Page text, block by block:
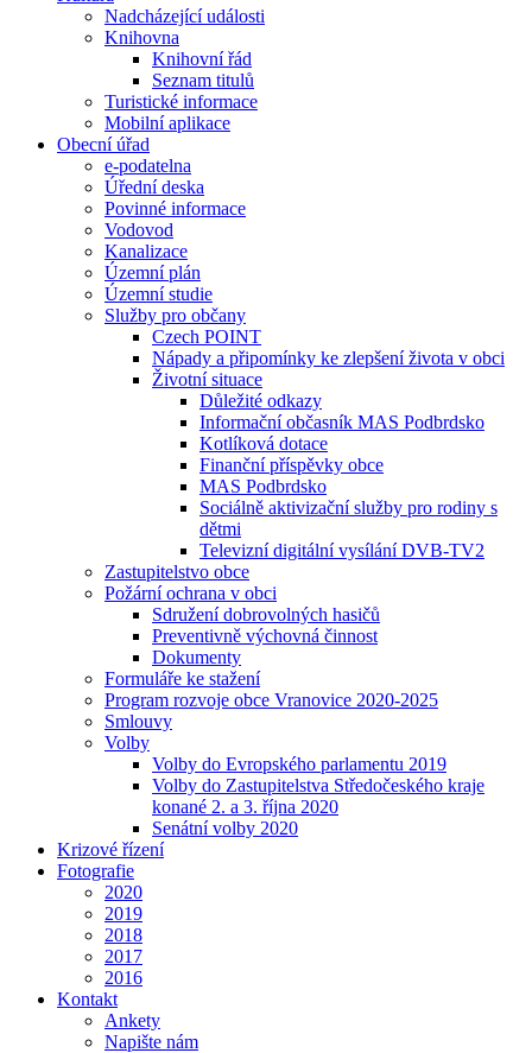
Nadcházející události
Knihovna
Knihovní řád
Seznam titulů
Turistické informace
Mobilní aplikace
Obecní úřad
e-podatelna
Úřední deska
Povinné informace
Vodovod
Kanalizace
Územní plán
Územní studie
Služby pro občany
Czech POINT
Nápady a připomínky ke zlepšení života v obci
Životní situace
Důležité odkazy
Informační občasník MAS Podbrdsko
Kotlíková dotace
Finanční příspěvky obce
MAS Podbrdsko
Sociálně aktivizační služby pro rodiny s
dětmi
Televizní digitální vysílání DVB-TV2
Zastupitelstvo obce
Požární ochrana v obci
Sdružení dobrovolných hasičů
Preventivně výchovná činnost
Dokumenty
Formuláře ke stažení
Program rozvoje obce Vranovice 2020-2025
Smlouvy
Volby
Volby do Evropského parlamentu 2019
Volby do Zastupitelstva Středočeského kraje
konané 2. a 3. října 2020
Senátní volby 2020
Krizové řízení
Fotografie
2020
2019
2018
2017
2016
Kontakt
Ankety
Napište nám